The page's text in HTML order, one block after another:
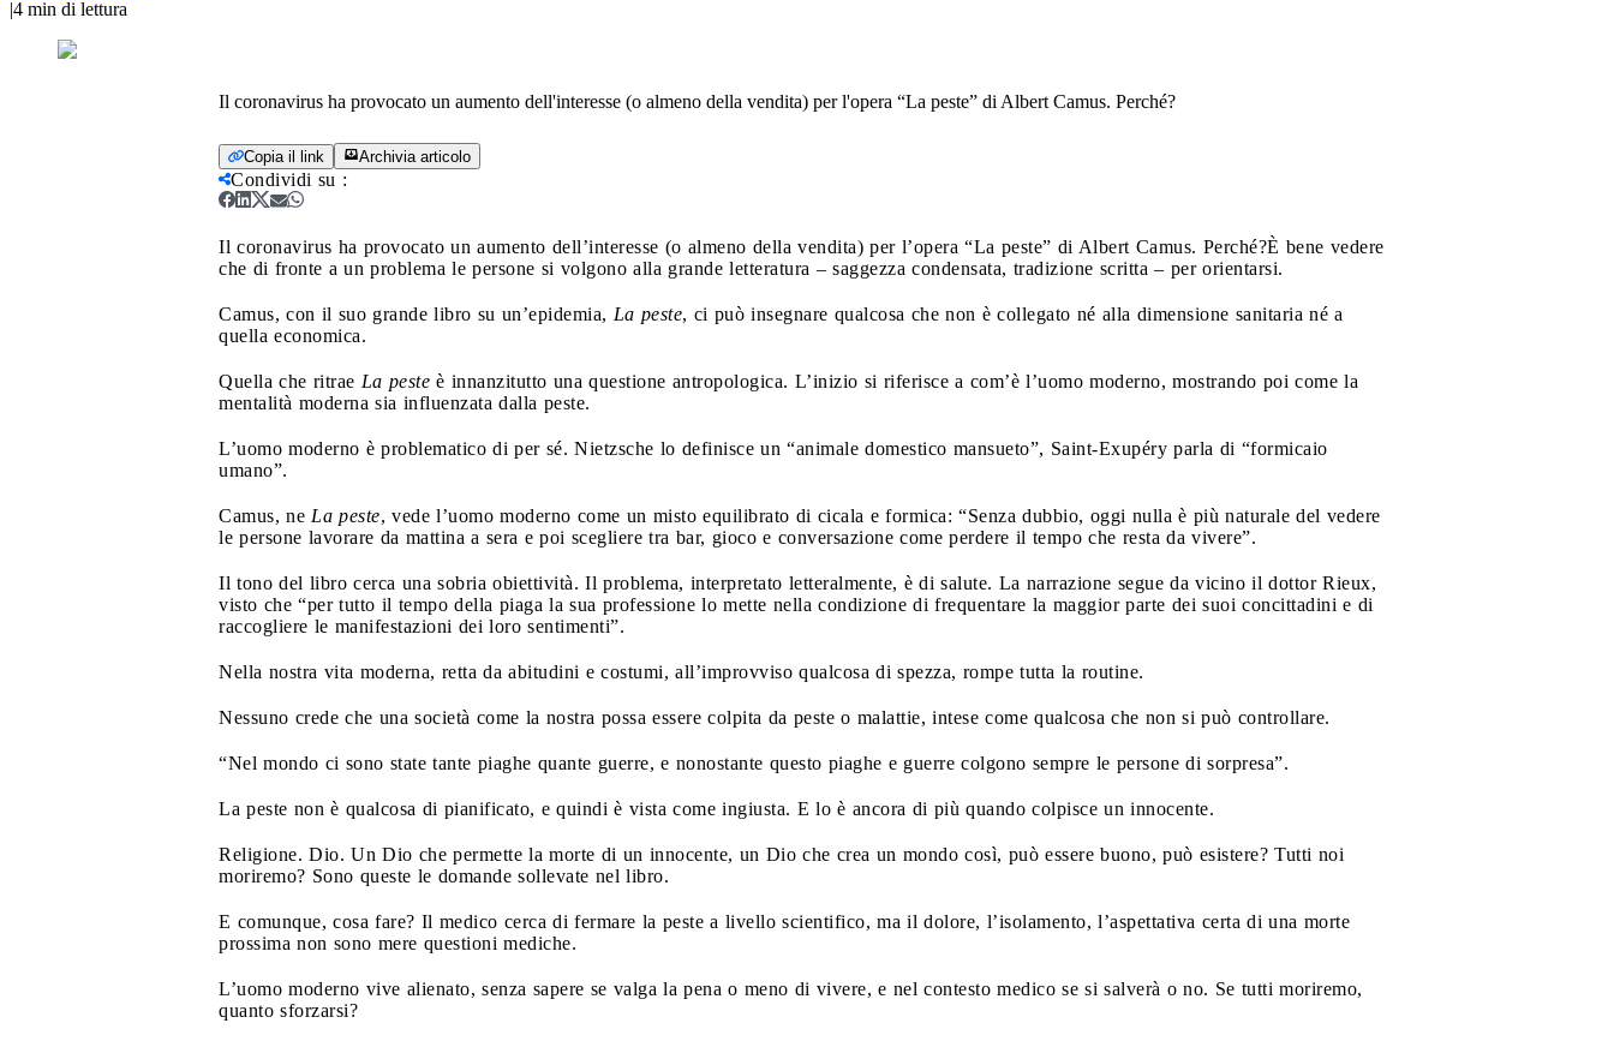
|4 min di lettura
Il coronavirus ha provocato un aumento dell'interesse (o almeno della vendita) per l'opera “La peste” di Albert Camus. Perché?
Copia il link Archivia articolo
Condividi su :
Il coronavirus ha provocato un aumento dell’interesse (o almeno della vendita) per l’opera “La peste” di Albert Camus. Perché?È bene vedere
che di fronte a un problema le persone si volgono alla grande letteratura – saggezza condensata, tradizione scritta – per orientarsi.
Camus, con il suo grande libro su un’epidemia, La peste, ci può insegnare qualcosa che non è collegato né alla dimensione sanitaria né a
quella economica.
Quella che ritrae La peste è innanzitutto una questione antropologica. L’inizio si riferisce a com’è l’uomo moderno, mostrando poi come la
mentalità moderna sia influenzata dalla peste.
L’uomo moderno è problematico di per sé. Nietzsche lo definisce un “animale domestico mansueto”, Saint-Exupéry parla di “formicaio
umano”.
Camus, ne La peste, vede l’uomo moderno come un misto equilibrato di cicala e formica: “Senza dubbio, oggi nulla è più naturale del vedere
le persone lavorare da mattina a sera e poi scegliere tra bar, gioco e conversazione come perdere il tempo che resta da vivere”.
Il tono del libro cerca una sobria obiettività. Il problema, interpretato letteralmente, è di salute. La narrazione segue da vicino il dottor Rieux,
visto che “per tutto il tempo della piaga la sua professione lo mette nella condizione di frequentare la maggior parte dei suoi concittadini e di
raccogliere le manifestazioni dei loro sentimenti”.
Nella nostra vita moderna, retta da abitudini e costumi, all’improvviso qualcosa di spezza, rompe tutta la routine.
Nessuno crede che una società come la nostra possa essere colpita da peste o malattie, intese come qualcosa che non si può controllare.
“Nel mondo ci sono state tante piaghe quante guerre, e nonostante questo piaghe e guerre colgono sempre le persone di sorpresa”.
La peste non è qualcosa di pianificato, e quindi è vista come ingiusta. E lo è ancora di più quando colpisce un innocente.
Religione. Dio. Un Dio che permette la morte di un innocente, un Dio che crea un mondo così, può essere buono, può esistere? Tutti noi
moriremo? Sono queste le domande sollevate nel libro.
E comunque, cosa fare? Il medico cerca di fermare la peste a livello scientifico, ma il dolore, l’isolamento, l’aspettativa certa di una morte
prossima non sono mere questioni mediche.
L’uomo moderno vive alienato, senza sapere se valga la pena o meno di vivere, e nel contesto medico se si salverà o no. Se tutti moriremo,
quanto sforzarsi?